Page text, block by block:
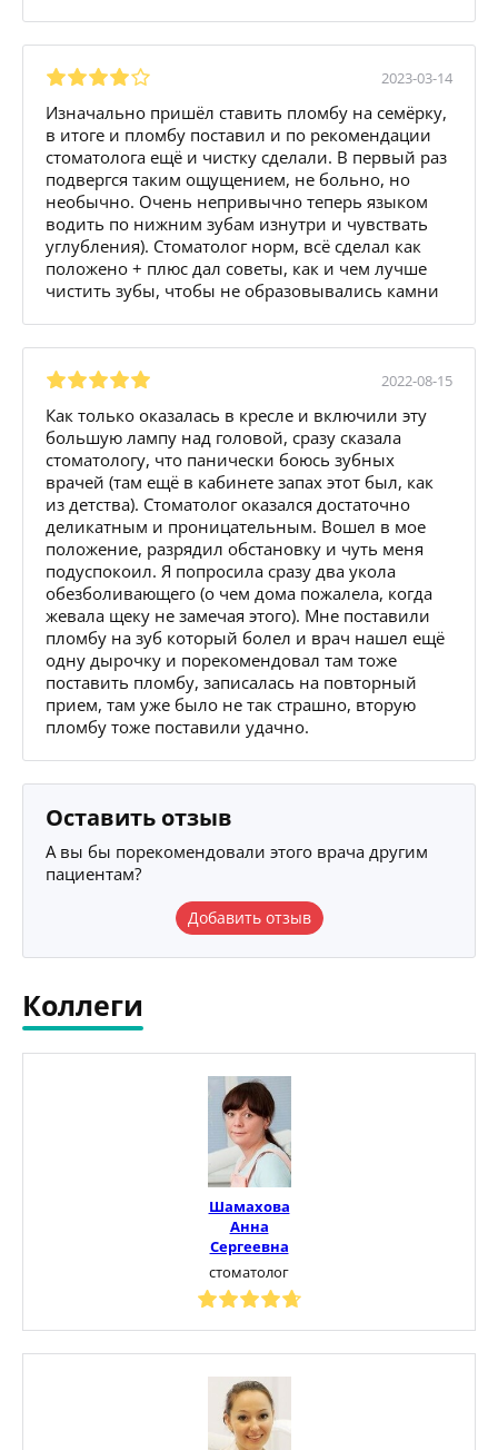
2023-03-14
Изначально пришёл ставить пломбу на семёрку,
в итоге и пломбу поставил и по рекомендации
стоматолога ещё и чистку сделали. В первый раз
подвергся таким ощущением, не больно, но
необычно. Очень непривычно теперь языком
водить по нижним зубам изнутри и чувствать
углубления). Стоматолог норм, всё сделал как
положено + плюс дал советы, как и чем лучше
чистить зубы, чтобы не образовывались камни
2022-08-15
Как только оказалась в кресле и включили эту
большую лампу над головой, сразу сказала
стоматологу, что панически боюсь зубных
врачей (там ещё в кабинете запах этот был, как
из детства). Стоматолог оказался достаточно
деликатным и проницательным. Вошел в мое
положение, разрядил обстановку и чуть меня
подуспокоил. Я попросила сразу два укола
обезболивающего (о чем дома пожалела, когда
жевала щеку не замечая этого). Мне поставили
пломбу на зуб который болел и врач нашел ещё
одну дырочку и порекомендовал там тоже
поставить пломбу, записалась на повторный
прием, там уже было не так страшно, вторую
пломбу тоже поставили удачно.
Оставить отзыв
А вы бы порекомендовали этого врача другим
пациентам?
Добавить отзыв
Коллеги
Шамахова
Анна
Сергеевна
стоматолог